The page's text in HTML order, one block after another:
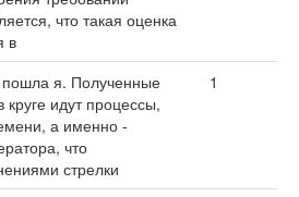
что такая оценка
в
пошла я. Полученные
идут процессы,
а именно -
что
стрелки
1